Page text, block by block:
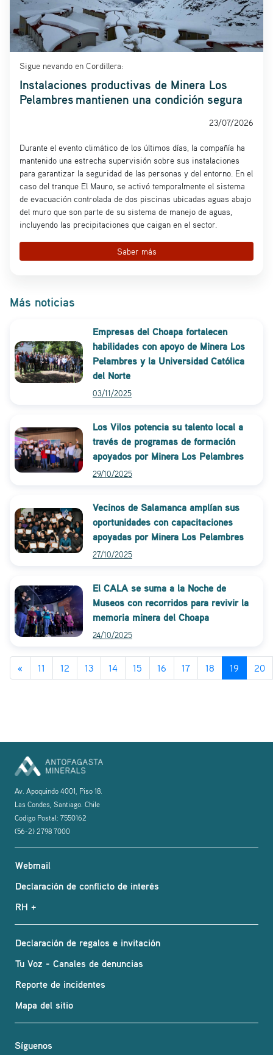
Sigue nevando en Cordillera:
Instalaciones productivas de Minera Los
Pelambres mantienen una condición segura
23/07/2026
Durante el evento climático de los últimos días, la compañía ha
mantenido una estrecha supervisión sobre sus instalaciones
para garantizar la seguridad de las personas y del entorno. En el
caso del tranque El Mauro, se activó temporalmente el sistema
de evacuación controlada de dos piscinas ubicadas aguas abajo
del muro que son parte de su sistema de manejo de aguas,
incluyendo las precipitaciones que caigan en el sector.
Saber más
Más noticias
Empresas del Choapa fortalecen
habilidades con apoyo de Minera Los
Pelambres y la Universidad Católica
del Norte
03/11/2025
Los Vilos potencia su talento local a
través de programas de formación
apoyados por Minera Los Pelambres
29/10/2025
Vecinos de Salamanca amplían sus
oportunidades con capacitaciones
apoyadas por Minera Los Pelambres
27/10/2025
El CALA se suma a la Noche de
Museos con recorridos para revivir la
memoria minera del Choapa
24/10/2025
« 11 12 13 14 15 16 17 18 19 20
Av. Apoquindo 4001, Piso 18.
Las Condes, Santiago. Chile
Codigo Postal: 7550162
(56-2) 2798 7000
Webmail
Declaración de conflicto de interés
RH +
Declaración de regalos e invitación
Tu Voz - Canales de denuncias
Reporte de incidentes
Mapa del sitio
Síguenos